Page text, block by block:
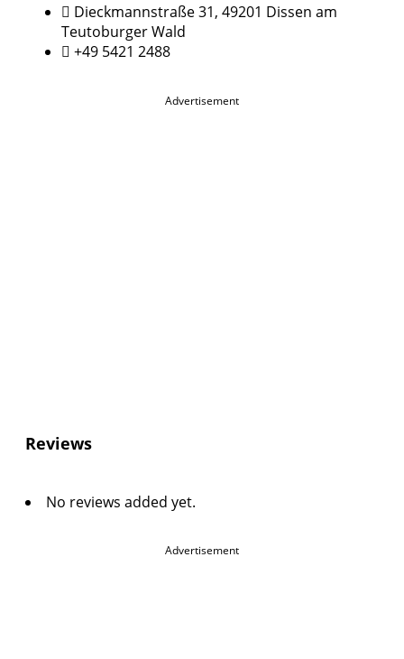
Dieckmannstraße 31, 49201 Dissen am
Teutoburger Wald
+49 5421 2488
Advertisement
Reviews
No reviews added yet.
Advertisement